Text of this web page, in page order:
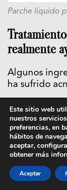
Parche líquido
realmente
Algunos
ha sufrido
Retinol
El retinol
que acelera
difuminarlas.
Eso sí, úsalo
Este sitio web
nuestros
preferencias, en
hábitos de
aceptar,
obtener más
Aceptar